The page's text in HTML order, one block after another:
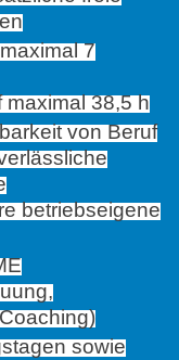
7
38,5 h
von Beruf
betriebseigene
sowie